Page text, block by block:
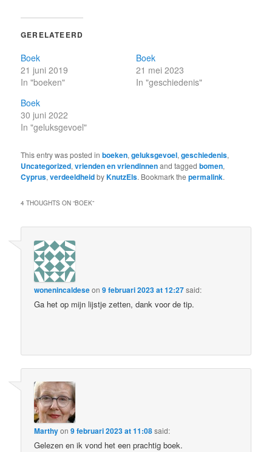
GERELATEERD
Boek
21 juni 2019
In "boeken"
Boek
21 mei 2023
In "geschiedenis"
Boek
30 juni 2022
In "geluksgevoel"
This entry was posted inboeken,geluksgevoel,geschiedenis,
Uncategorized,vrienden en vriendinnenand taggedbomen,
Cyprus,verdeeldheidbyKnutzEls. Bookmark thepermalink.
4 THOUGHTS ON “BOEK”
wonenincaldeseon9 februari 2023 at 12:27said:
Ga het op mijn lijstje zetten, dank voor de tip.
Marthyon9 februari 2023 at 11:08said:
Gelezen en ik vond het een prachtig boek.